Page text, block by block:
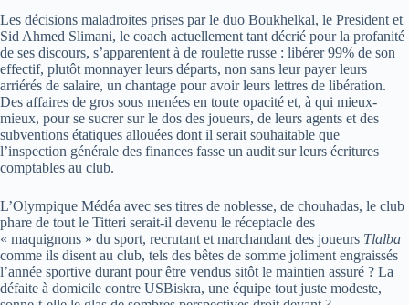
Les décisions maladroites prises par le duo Boukhelkal, le President et
Sid Ahmed Slimani, le coach actuellement tant décrié pour la profanité
de ses discours, s’apparentent à de roulette russe : libérer 99% de son
effectif, plutôt monnayer leurs départs, non sans leur payer leurs
arriérés de salaire, un chantage pour avoir leurs lettres de libération.
Des affaires de gros sous menées en toute opacité et, à qui mieux-
mieux, pour se sucrer sur le dos des joueurs, de leurs agents et des
subventions étatiques allouées dont il serait souhaitable que
l’inspection générale des finances fasse un audit sur leurs écritures
comptables au club.
L’Olympique Médéa avec ses titres de noblesse, de chouhadas, le club
phare de tout le Titteri serait-il devenu le réceptacle des
« maquignons » du sport, recrutant et marchandant des joueurs Tlalba
comme ils disent au club, tels des bêtes de somme joliment engraissés
l’année sportive durant pour être vendus sitôt le maintien assuré ? La
défaite à domicile contre USBiskra, une équipe tout juste modeste,